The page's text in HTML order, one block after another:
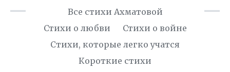
Все стихи Ахматовой
Стихи о любви
Стихи о войне
Cтихи, которые легко учатся
Короткие стихи